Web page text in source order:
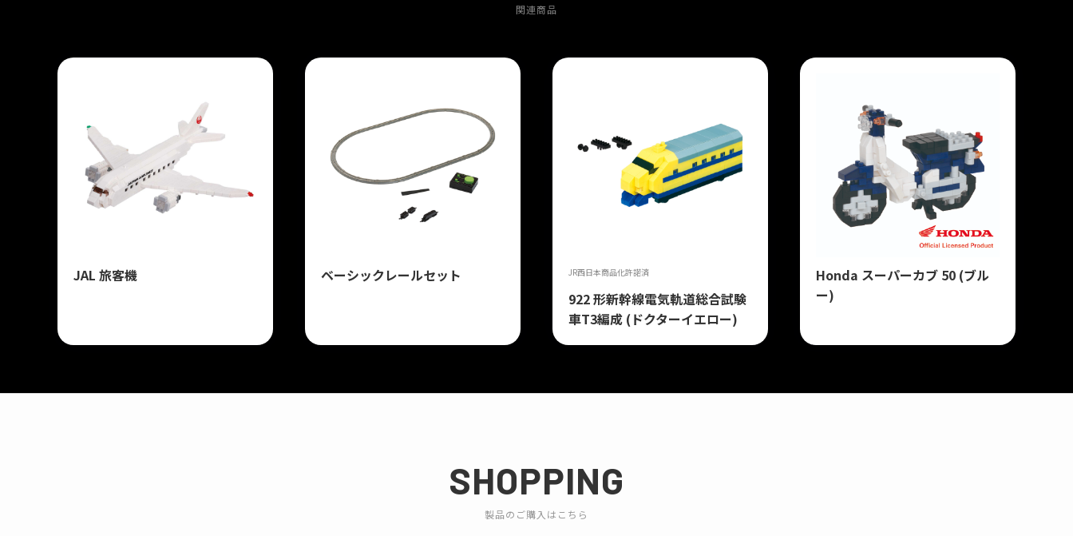
関連商品
JAL 旅客機 ベーシックレールセット JR西日本商品化許諾済
922 形新幹線電気軌道総合試験
車T3編成 (ドクターイエロー)
Honda スーパーカブ 50 (ブル
ー)
SHOPPING
製品のご購入はこちら